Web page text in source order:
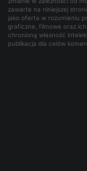
zawarte na niniejszej
jako oferta w rozumieniu
graficzne, filmowe oraz
chronioną własność
publikacja dla celów